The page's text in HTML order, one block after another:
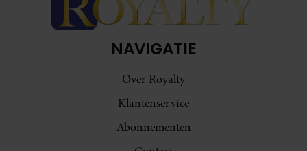
NAVIGATIE
Over Royalty
Klantenservice
Abonnementen